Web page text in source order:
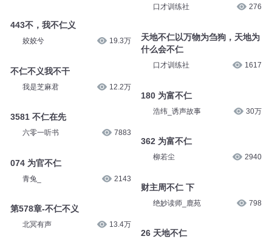
443不，我不仁义
姣姣兮 19.3万
不仁不义我不干
我是芝麻君 12.2万
3581 不仁在先
六零一听书 7883
074 为官不仁
青兔_ 2143
第578章-不仁不义
北冥有声 13.4万
口才训练社 276
天地不仁以万物为刍狗，天地为
什么会不仁
口才训练社 1617
180 为富不仁
浩纬_诱声故事 30万
362 为富不仁
柳若尘 2940
财主周不仁 下
绝妙读师_鹿苑 798
26 天地不仁